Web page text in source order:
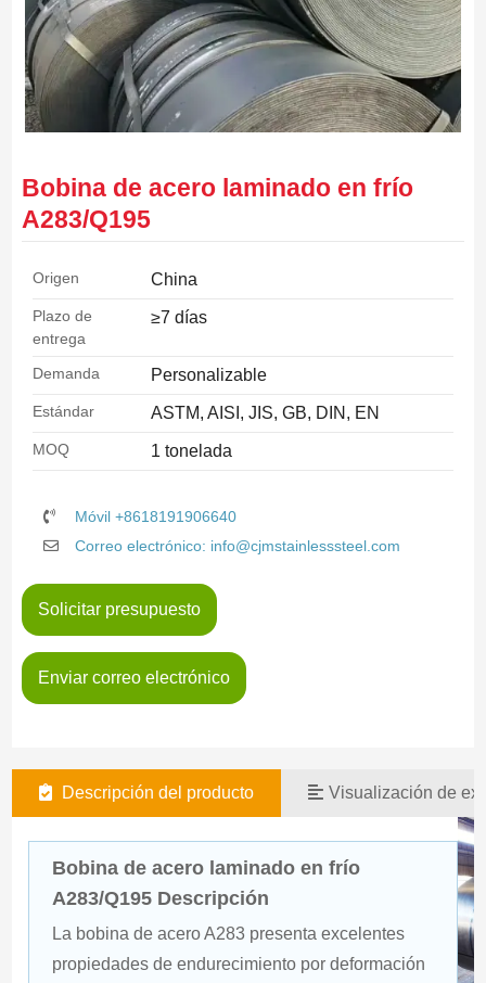
Bobina de acero laminado en frío
A283/Q195
Origen China
Plazo de
entrega
≥7 días
Demanda Personalizable
Estándar ASTM, AISI, JIS, GB, DIN, EN
MOQ 1 tonelada
Móvil +8618191906640
Correo electrónico: info@cjmstainlesssteel.com
Solicitar presupuesto
Enviar correo electrónico
Descripción del producto Visualización de
Bobina de acero laminado en frío
A283/Q195 Descripción
La bobina de acero A283 presenta excelentes
propiedades de endurecimiento por deformación